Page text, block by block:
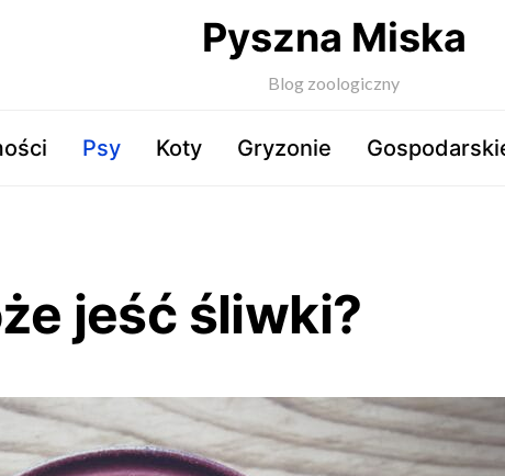
Pyszna Miska
Blog zoologiczny
Psy Koty Gryzonie
jeść śliwki?